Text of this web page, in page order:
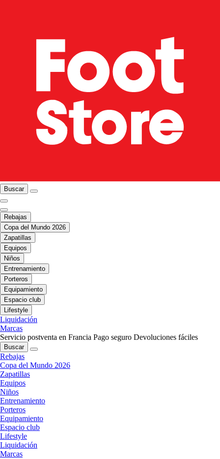
Buscar
Rebajas
Copa del Mundo 2026
Zapatillas
Equipos
Niños
Entrenamiento
Porteros
Equipamiento
Espacio club
Lifestyle
Liquidación
Marcas
Servicio postventa en Francia Pago seguro Devoluciones fáciles
Buscar
Rebajas
Copa del Mundo 2026
Zapatillas
Equipos
Niños
Entrenamiento
Porteros
Equipamiento
Espacio club
Lifestyle
Liquidación
Marcas